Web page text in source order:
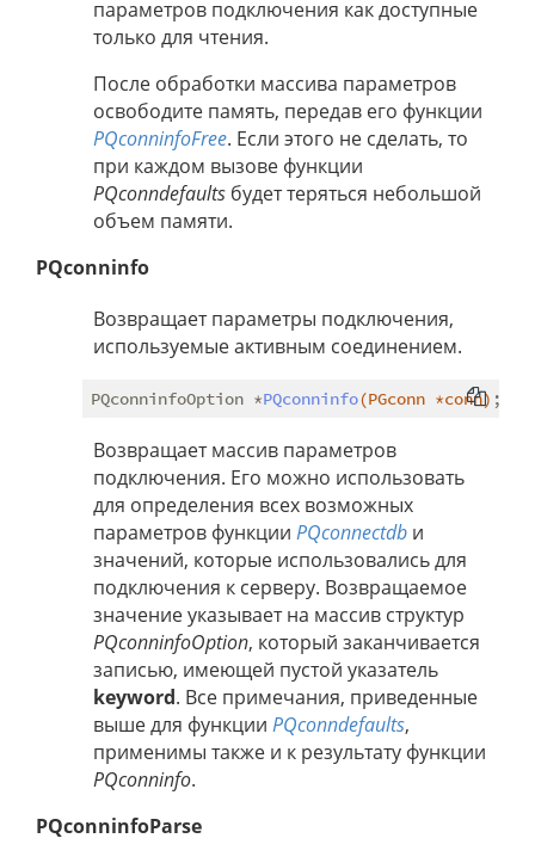
параметров подключения как доступные
только для чтения.
После обработки массива параметров
освободите память, передав его функции
PQconninfoFree. Если этого не сделать, то
при каждом вызове функции
PQconndefaults будет теряться небольшой
объем памяти.
PQconninfo
Возвращает параметры подключения,
используемые активным соединением.
PQconninfoOption *PQconninfo(PGconn *conn)
Возвращает массив параметров
подключения. Его можно использовать
для определения всех возможных
параметров функции PQconnectdb и
значений, которые использовались для
подключения к серверу. Возвращаемое
значение указывает на массив структур
PQconninfoOption, который заканчивается
записью, имеющей пустой указатель
keyword. Все примечания, приведенные
выше для функции PQconndefaults,
применимы также и к результату функции
PQconninfo.
PQconninfoParse